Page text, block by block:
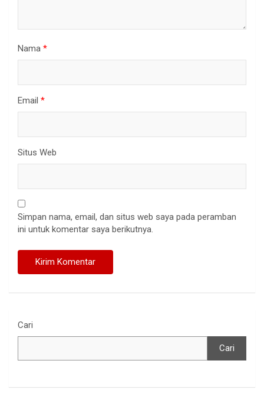
Nama *
Email *
Situs Web
Simpan nama, email, dan situs web saya pada peramban
ini untuk komentar saya berikutnya.
Cari
Cari